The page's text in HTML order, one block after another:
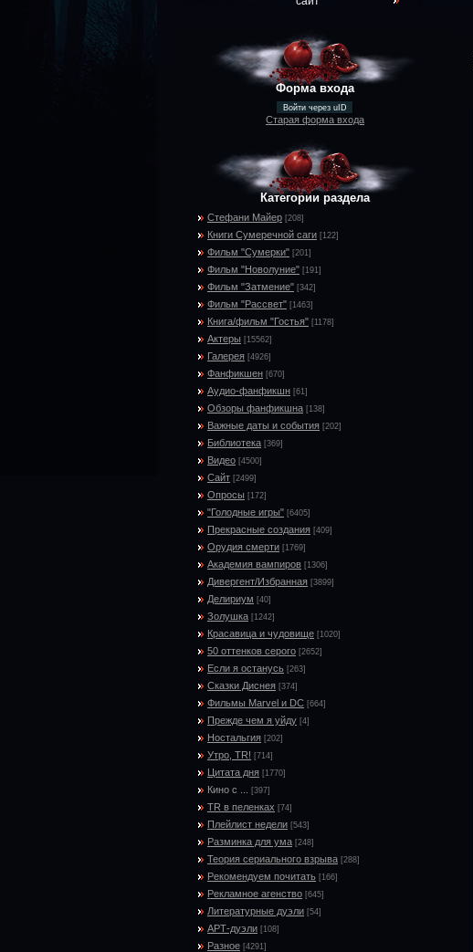
Форма входа
Войти через uID
Старая форма входа
Категории раздела
Стефани Майер [208]
Книги Сумеречной саги [122]
Фильм "Сумерки" [201]
Фильм "Новолуние" [191]
Фильм "Затмение" [342]
Фильм "Рассвет" [1463]
Книга/фильм "Гостья" [1178]
Актеры [15562]
Галерея [4926]
Фанфикшен [670]
Аудио-фанфикшн [61]
Обзоры фанфикшна [138]
Важные даты и события [202]
Библиотека [369]
Видео [4500]
Сайт [2499]
Опросы [172]
"Голодные игры" [6405]
Прекрасные создания [409]
Орудия смерти [1769]
Академия вампиров [1306]
Дивергент/Избранная [3899]
Делириум [40]
Золушка [1242]
Красавица и чудовище [1020]
50 оттенков серого [2652]
Если я останусь [263]
Сказки Диснея [374]
Фильмы Marvel и DC [664]
Прежде чем я уйду [4]
Ностальгия [202]
Утро, TR! [714]
Цитата дня [1770]
Кино с ... [397]
TR в пеленках [74]
Плейлист недели [543]
Разминка для ума [248]
Теория сериального взрыва [288]
Рекомендуем почитать [166]
Рекламное агенство [645]
Литературные дуэли [54]
АРТ-дуэли [108]
Разное [4291]